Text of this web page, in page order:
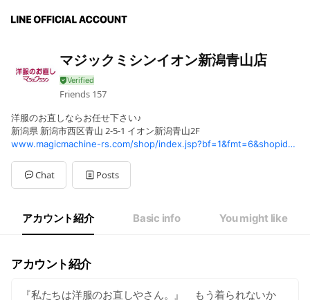
マジックミシンイオン新潟青山店
Friends 157
洋服のお直しならお任せ下さい♪
新潟県 新潟市西区青山 2-5-1 イオン新潟青山2F
www.magicmachine-rs.com/shop/index.jsp?bf=1&fmt=6&shopid=569
Chat Posts
アカウント紹介 Basic info You might like
アカウント紹介
『私たちは洋服のお直しやさん。』 もう着られないか